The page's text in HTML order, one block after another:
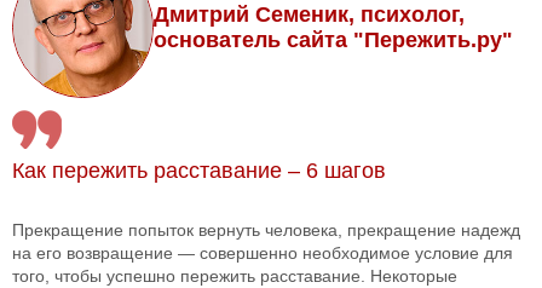
Дмитрий Семеник, психолог,
основатель сайта "Пережить.ру"
Как пережить расставание – 6 шагов
Прекращение попыток вернуть человека, прекращение надежд
на его возвращение — совершенно необходимое условие для
того, чтобы успешно пережить расставание. Некоторые